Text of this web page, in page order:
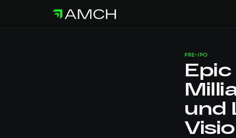
PRE-IPO
und